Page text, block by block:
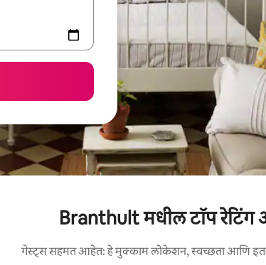
Branthult मधील टॉप
गेस्ट्स सहमत आहेत: हे मुक्काम लोकेशन, स्वच्छता आणि इतर